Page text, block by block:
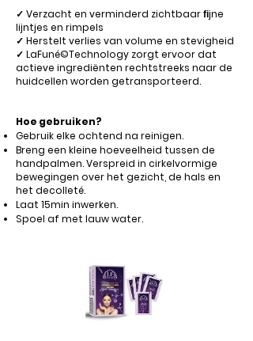
✓ Verzacht en verminderd zichtbaar ﬁjne
lijntjes en rimpels
✓ Herstelt verlies van volume en stevigheid
✓ LaFuné©Technology zorgt ervoor dat
actieve ingrediënten rechtstreeks naar de
huidcellen worden getransporteerd.
Hoe gebruiken?
Gebruik elke ochtend na reinigen.
Breng een kleine hoeveelheid tussen de
handpalmen. Verspreid in cirkelvormige
bewegingen over het gezicht, de hals en
het decolleté.
Laat 15min inwerken.
Spoel af met lauw water.